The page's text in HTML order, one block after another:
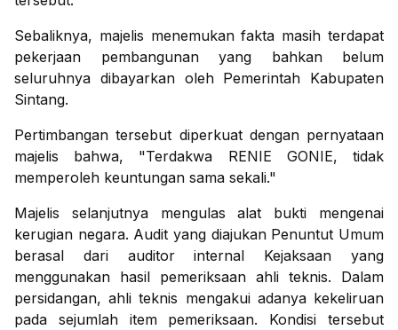
Sebaliknya, majelis menemukan fakta masih terdapat
pekerjaan pembangunan yang bahkan belum
seluruhnya dibayarkan oleh Pemerintah Kabupaten
Sintang.
Pertimbangan tersebut diperkuat dengan pernyataan
majelis bahwa, "Terdakwa RENIE GONIE, tidak
memperoleh keuntungan sama sekali."
Majelis selanjutnya mengulas alat bukti mengenai
kerugian negara. Audit yang diajukan Penuntut Umum
berasal dari auditor internal Kejaksaan yang
menggunakan hasil pemeriksaan ahli teknis. Dalam
persidangan, ahli teknis mengakui adanya kekeliruan
pada sejumlah item pemeriksaan. Kondisi tersebut